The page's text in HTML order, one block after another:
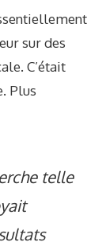
sur des
C’était
Plus
telle